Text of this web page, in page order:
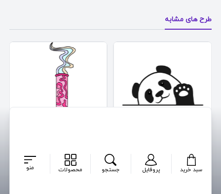
طرح های مشابه
Panda Cute
طراح : wensoni
Large Pink Bong
طراح : wensoni منو محصولات جستجو پروفایل سبد خرید